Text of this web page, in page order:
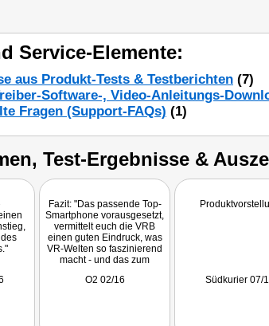
Service-Elemente:
aus Produkt-Tests & Testberichten (7)
Software-, Video-Anleitungs-
Fragen (Support-FAQs) (1)
Test-Ergebnisse &
Fazit: "Das passende Top-
Smartphone vorausgesetzt,
vermittelt euch die VRB
einen guten Eindruck, was
VR-Welten so faszinierend
macht - und das zum
getestet wurde VRB60.3D
O2 02/16 Südkurier 07/